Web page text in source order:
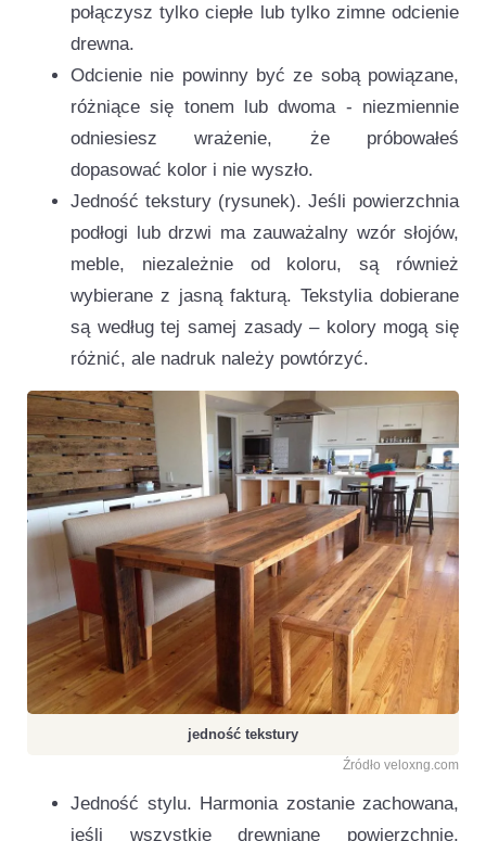
połączysz tylko ciepłe lub tylko zimne odcienie
drewna.
Odcienie nie powinny być ze sobą powiązane,
różniące się tonem lub dwoma - niezmiennie
odniesiesz wrażenie, że próbowałeś
dopasować kolor i nie wyszło.
Jedność tekstury (rysunek). Jeśli powierzchnia
podłogi lub drzwi ma zauważalny wzór słojów,
meble, niezależnie od koloru, są również
wybierane z jasną fakturą. Tekstylia dobierane
są według tej samej zasady – kolory mogą się
różnić, ale nadruk należy powtórzyć.
jedność tekstury
Źródło veloxng.com
Jedność stylu. Harmonia zostanie zachowana,
jeśli wszystkie drewniane powierzchnie,